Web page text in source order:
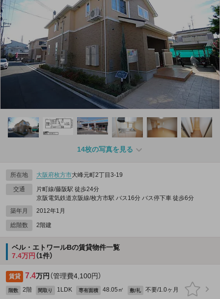
14枚の写真を見る
所在地 大阪府枚方市大峰元町2丁目3-19
交通
片町線/藤阪駅 徒歩24分
京阪電気鉄道京阪線/枚方市駅 バス16分 バス停下車 徒歩6分
築年月
2012年1月
総階数 2階建
ベル・エトワールBの賃貸物件一覧
7.4万円 （1件）
賃貸 7.4万円 （管理費4,100円）
階数 2階 間取り 1LDK 専有面積 48.05㎡ 敷/礼
不要/1.0ヶ月